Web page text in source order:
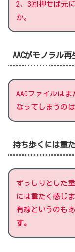
2，3回押せば元
か。
AACがモノラル
AACファイルは
なってしまうのは
持ち歩くには重
ずっしりとした
には重たく感じま
有線というのも
す。